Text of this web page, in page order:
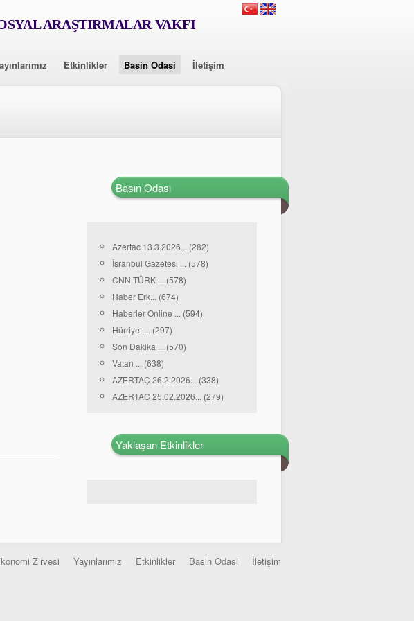
ARAŞTIRMALAR VAKFI
Etkinlikler Basin Odasi İletişim
Basın Odası
Azertac 13.3.2026... (282)
İsranbul Gazetesi ... (578)
CNN TÜRK ... (578)
Haber Erk... (674)
Haberler Online ... (594)
Hürriyet ... (297)
Son Dakika ... (570)
Vatan ... (638)
AZERTAÇ 26.2.2026... (338)
AZERTAC 25.02.2026... (279)
Yaklaşan Etkinlikler
Zirvesi Yayınlarımız Etkinlikler Basin Odasi İletişim